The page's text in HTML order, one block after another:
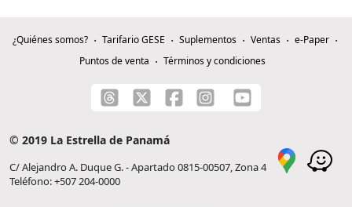
¿Quiénes somos? Tarifario GESE Suplementos Ventas
e-Paper
Puntos de venta
Términos y condiciones
© 2019 La Estrella de Panamá
C/ Alejandro A. Duque G. - Apartado 0815-00507, Zona 4
Teléfono: +507 204-0000